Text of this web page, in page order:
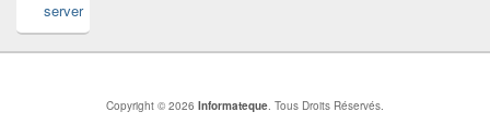
server
Copyright © 2026 Informateque . Tous Droits Réservés.